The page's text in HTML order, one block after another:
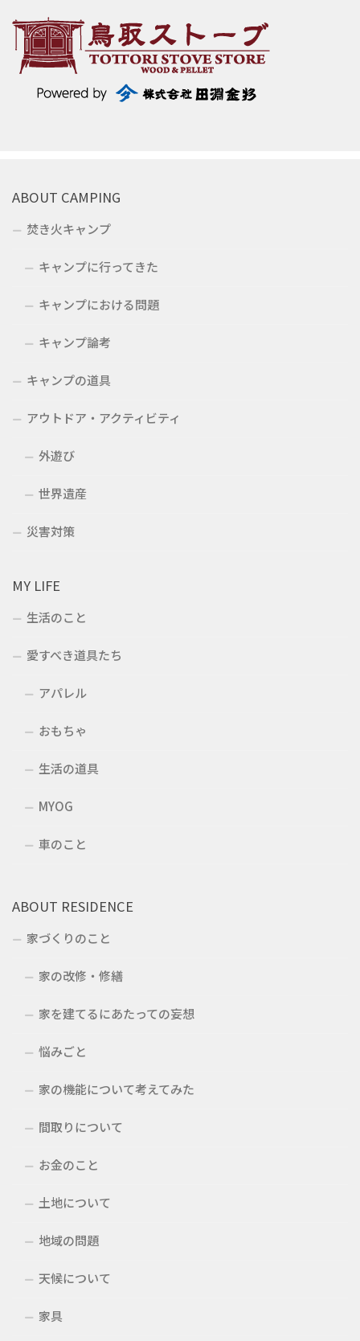
ABOUT CAMPING
焚き火キャンプ
キャンプに行ってきた
キャンプにおける問題
キャンプ論考
キャンプの道具
アウトドア・アクティビティ
外遊び
世界遺産
災害対策
MY LIFE
生活のこと
愛すべき道具たち
アパレル
おもちゃ
生活の道具
MYOG
車のこと
ABOUT RESIDENCE
家づくりのこと
家の改修・修繕
家を建てるにあたっての妄想
悩みごと
家の機能について考えてみた
間取りについて
お金のこと
土地について
地域の問題
天候について
家具